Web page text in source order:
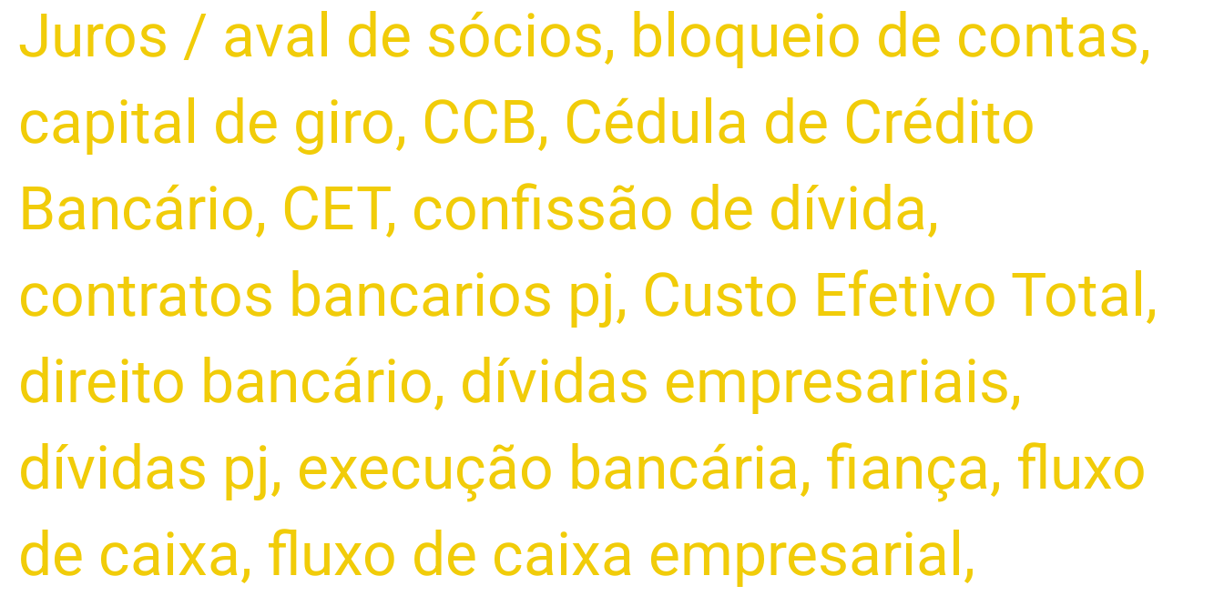
Juros / aval de sócios, bloqueio de contas,
capital de giro, CCB, Cédula de Crédito
Bancário, CET, confissão de dívida,
contratos bancarios pj, Custo Efetivo Total ,
direito bancário, dívidas empresariais,
dívidas pj, execução bancária, fiança, fluxo
de caixa, fluxo de caixa empresarial ,